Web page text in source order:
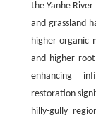
the Yanhe
and grassland
higher organic
and higher
enhancing
restoration
hilly-gully